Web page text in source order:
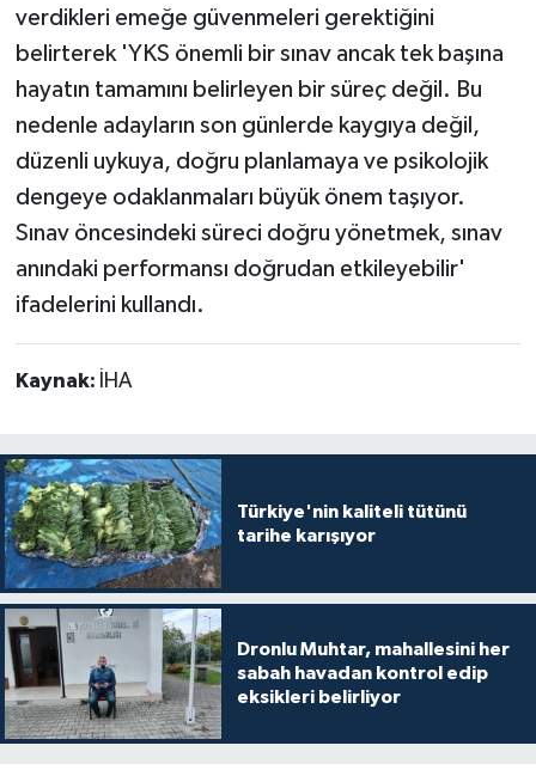
verdikleri emeğe güvenmeleri gerektiğini
belirterek 'YKS önemli bir sınav ancak tek başına
hayatın tamamını belirleyen bir süreç değil. Bu
nedenle adayların son günlerde kaygıya değil,
düzenli uykuya, doğru planlamaya ve psikolojik
dengeye odaklanmaları büyük önem taşıyor.
Sınav öncesindeki süreci doğru yönetmek, sınav
anındaki performansı doğrudan etkileyebilir'
ifadelerini kullandı.
Kaynak: İHA
Türkiye'nin kaliteli tütünü
tarihe karışıyor
Dronlu Muhtar, mahallesini her
sabah havadan kontrol edip
eksikleri belirliyor